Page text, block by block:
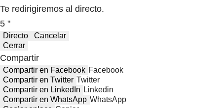
Te redirigiremos al directo.
5 "
Directo
Cancelar
Cerrar
Compartir
Compartir en Facebook Facebook
Compartir en Twitter Twitter
Compartir en LinkedIn Linkedin
Compartir en WhatsApp WhatsApp